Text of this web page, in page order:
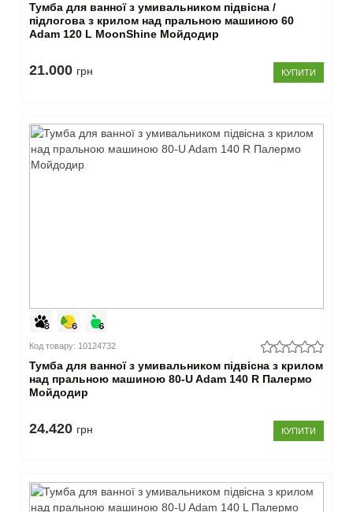
Тумба для ванної з умивальником підвісна /
підлогова з крилом над пральною машиною 60
Adam 120 L MoonShine Мойдодир
21.000 грн КУПИТИ
Код товару: 10124732
Тумба для ванної з умивальником підвісна з крилом
над пральною машиною 80-U Adam 140 R Палермо
Мойдодир
24.420 грн КУПИТИ